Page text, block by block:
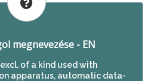
megnevezése - EN
of a kind used with
apparatus, automatic data-